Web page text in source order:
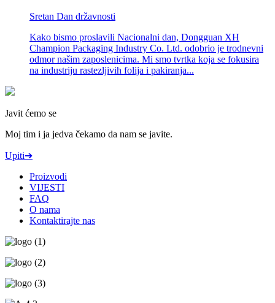
Sretan Dan državnosti
Kako bismo proslavili Nacionalni dan, Dongguan XH
Champion Packaging Industry Co. Ltd. odobrio je trodnevni
odmor našim zaposlenicima. Mi smo tvrtka koja se fokusira
na industriju rastezljivih folija i pakiranja...
Javit ćemo se
Moj tim i ja jedva čekamo da nam se javite.
Upiti➔
Proizvodi
VIJESTI
FAQ
O nama
Kontaktirajte nas